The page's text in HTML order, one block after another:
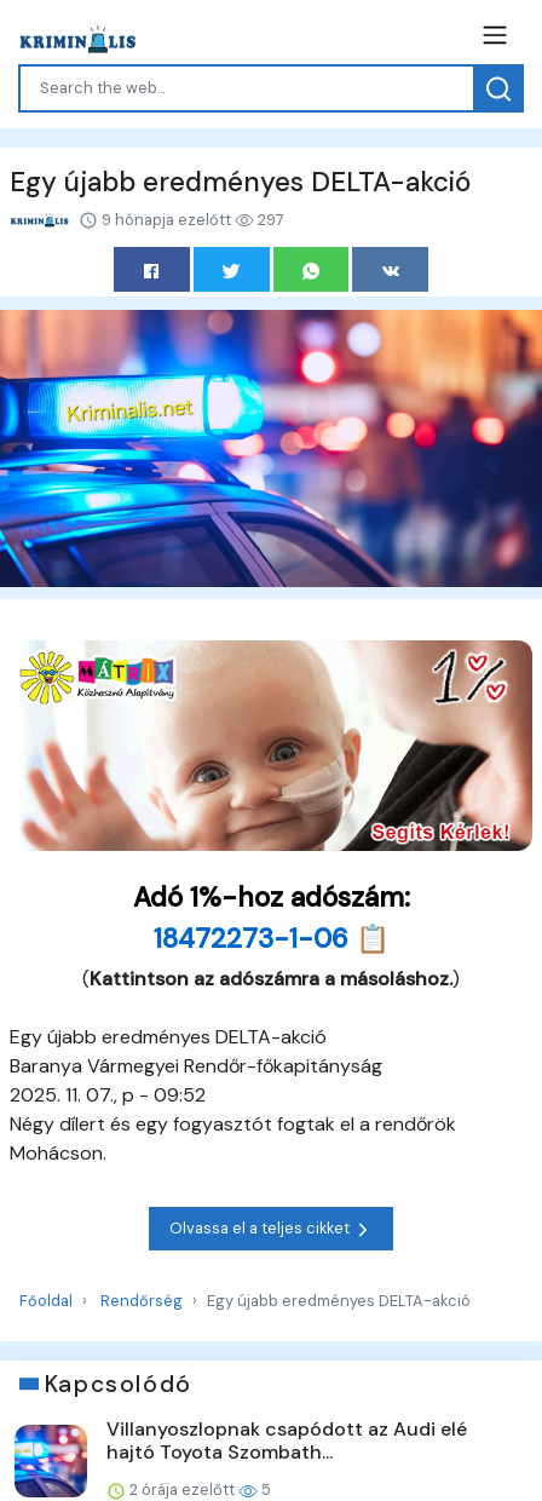
Egy újabb eredményes DELTA-akció
9 hónapja ezelőtt 297
Adó 1%-hoz adószám:
18472273-1-06 📋
(Kattintson az adószámra a másoláshoz.)
Egy újabb eredményes DELTA-akció
Baranya Vármegyei Rendőr-főkapitányság
2025. 11. 07., p - 09:52
Négy dílert és egy fogyasztót fogtak el a rendőrök
Mohácson.
Olvassa el a teljes cikket
Főoldal Rendőrség Egy újabb eredményes DELTA-akció
Kapcsolódó
Villanyoszlopnak csapódott az Audi elé
hajtó Toyota Szombath...
2 órája ezelőtt 5